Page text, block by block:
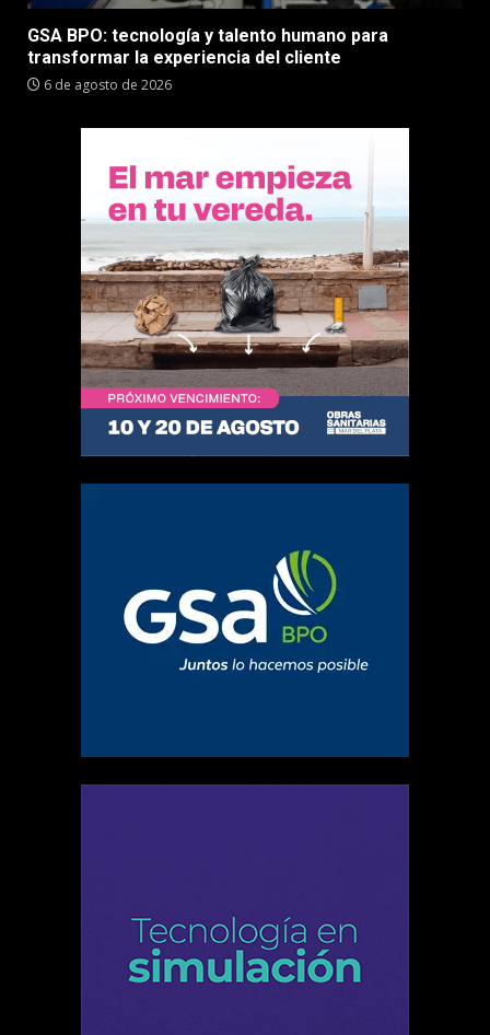
GSA BPO: tecnología y talento humano para
transformar la experiencia del cliente
6 de agosto de 2026